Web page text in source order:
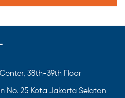
38th-39th Floor
No. 25 Kota Jakarta Selatan